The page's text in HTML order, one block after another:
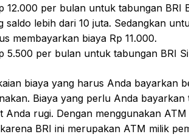
12.000 per bulan untuk tabungan BRI
saldo lebih dari 10 juta. Sedangkan
membayarkan biaya Rp 11.000.
5.500 per bulan untuk tabungan BRI
biaya yang harus Anda bayarkan
Biaya yang perlu Anda bayarkan
Anda rugi. Dengan menggunakan
BRI ini merupakan ATM milik